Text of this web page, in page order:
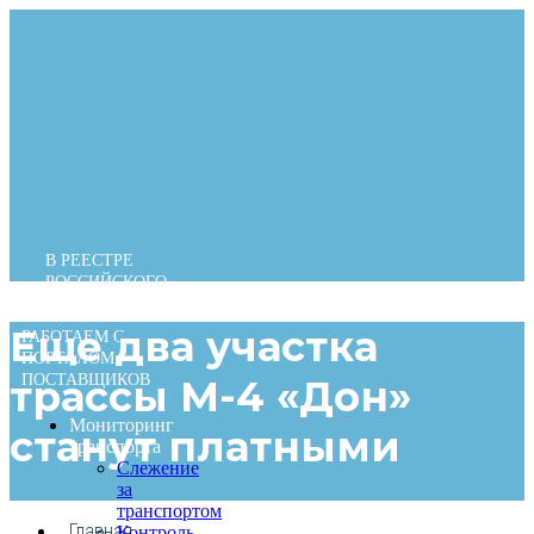
В РЕЕСТРЕ
РОССИЙСКОГО
РАБОТАЕМ С
ПОРТАЛОМ
ПОСТАВЩИКОВ
Мониторинг
транспорта
Слежение
за
транспортом
Еще два участка
трассы М-4 «Дон»
станут платными